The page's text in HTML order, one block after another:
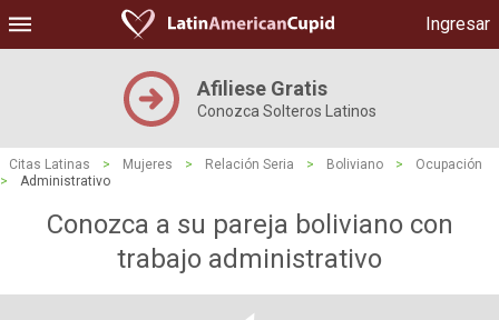
Ingresar
Afiliese Gratis
Conozca Solteros Latinos
Citas Latinas > Mujeres > Relación Seria > Boliviano >
Ocupación
>
Administrativo
Conozca a su pareja boliviano con
trabajo administrativo